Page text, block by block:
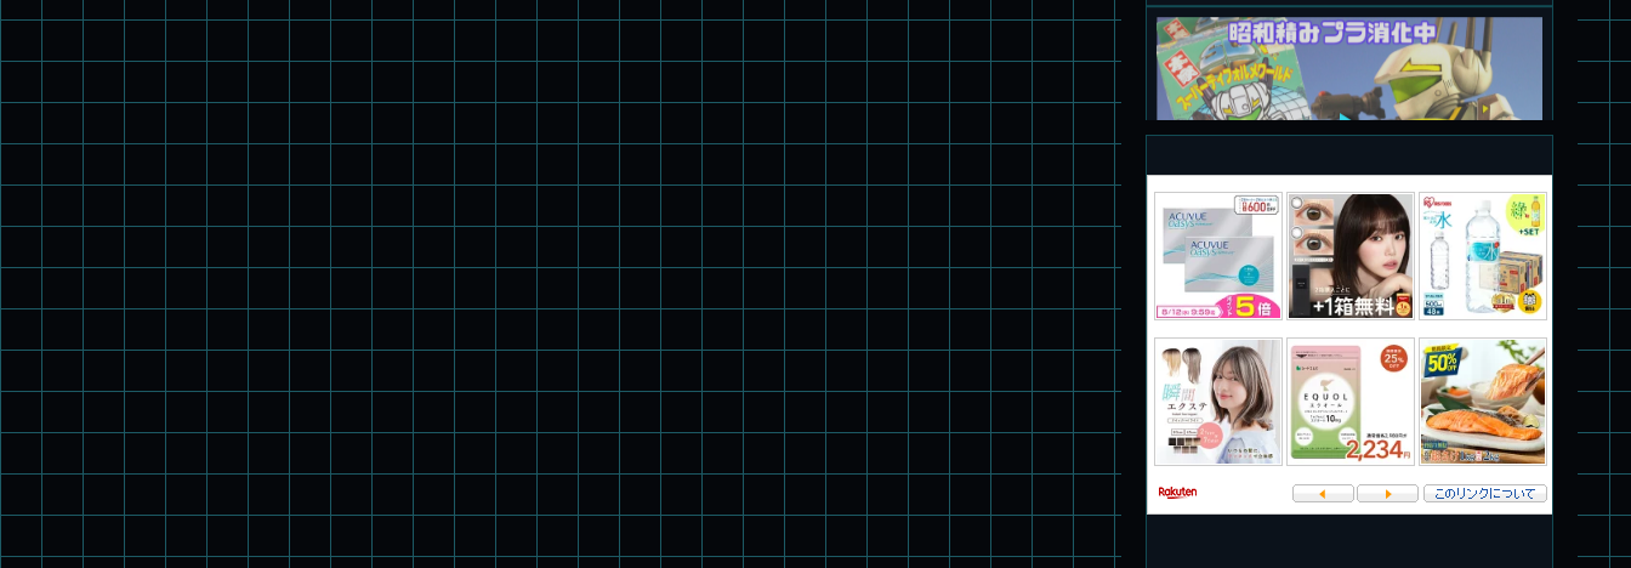
旧キット製作★本家SDマクロス バルキリーVF-1S
パチ組塗装★PLAMAX 1/72 バトロイド・バルキリー VF-1S ロ